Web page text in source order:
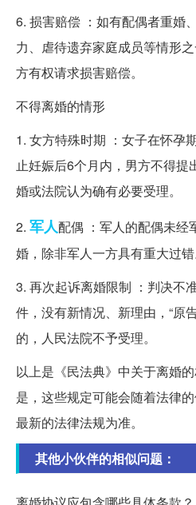
6. 损害赔偿 ：如有配偶者重婚
力、虐待遗弃家庭成员等情形
方有权请求损害赔偿。
不得离婚的情形
1. 女方特殊时期 ：女子在怀孕
止妊娠后6个月内，男方不得提
婚或法院认为确有必要受理。
2. 军人配偶 ：军人的配偶未经
婚，除非军人一方具有重大过错
3. 再次起诉离婚限制 ：判决不
件，没有新情况、新理由，“原
的，人民法院不予受理。
以上是《民法典》中关于离婚
是，这些规定可能会随着法律
最新的法律法规为准。
其他小伙伴的相似问题：